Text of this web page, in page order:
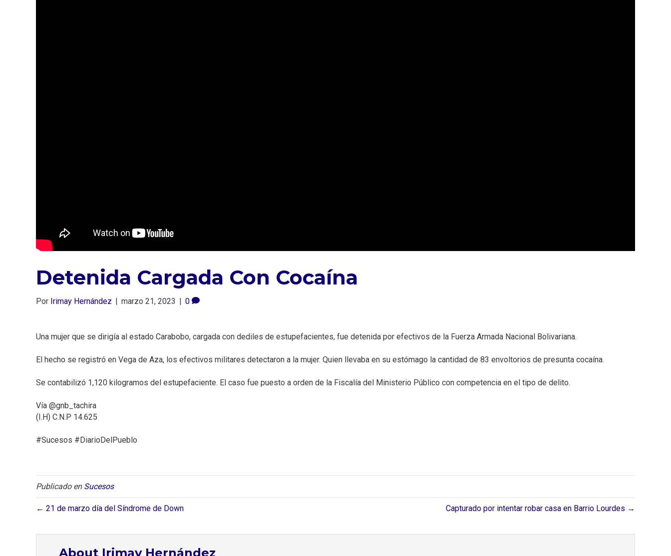
Detenida Cargada Con Cocaína⁣
Por Irimay Hernández | marzo 21, 2023 | 0
Una mujer que se dirigía al estado Carabobo, cargada con dediles de estupefacientes, fue detenida por efectivos de la Fuerza Armada Nacional Bolivariana. ⁣
El hecho se registró en Vega de Aza, los efectivos militares detectaron a la mujer. Quien llevaba en su estómago la cantidad de 83 envoltorios de presunta cocaína.
Se contabilizó 1,120 kilogramos del estupefaciente. El caso fue puesto a orden de la Fiscalía del Ministerio Público con competencia en el tipo de delito.⁣
Vía @gnb_tachira⁣
(I.H) C.N.P 14.625⁣
#Sucesos #DiarioDelPueblo ⁣
Publicado en Sucesos
← 21 de marzo día del Síndrome de Down⁣ Capturado por intentar robar casa en Barrio Lourdes⁣ →
About Irimay Hernández